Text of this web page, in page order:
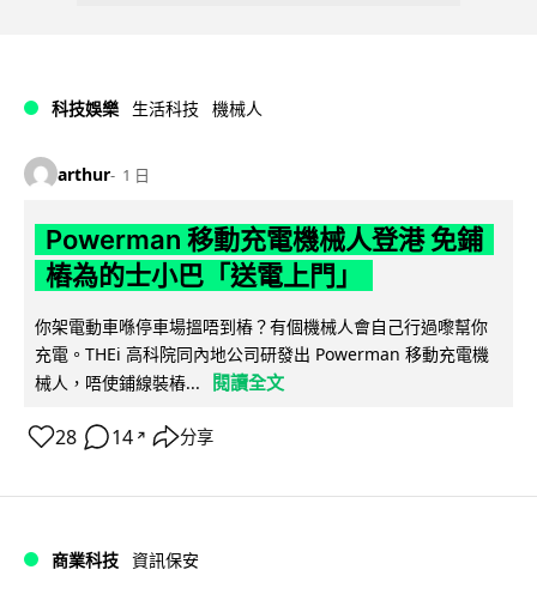
科技娛樂 生活科技 機械人
arthur 1 日
Powerman 移動充電機械人登港 免鋪
樁為的士小巴「送電上門」
你架電動車喺停車場搵唔到樁？有個機械人會自己行過嚟幫你
充電。THEi 高科院同內地公司研發出 Powerman 移動充電機
械人，唔使鋪線裝樁...
閱讀全文
28 14 ↗ 分享
商業科技 資訊保安